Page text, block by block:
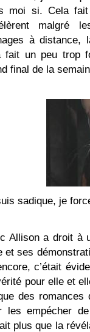
moi si. Cela
malgré
à distance,
fait un peu trop
final de la
sadique, je
Allison a droit à
et ses
c’était
pour elle et
des romances
les empécher
plus que la